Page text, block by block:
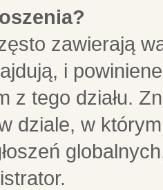
zawierają
i
z tego działu.
dziale, w